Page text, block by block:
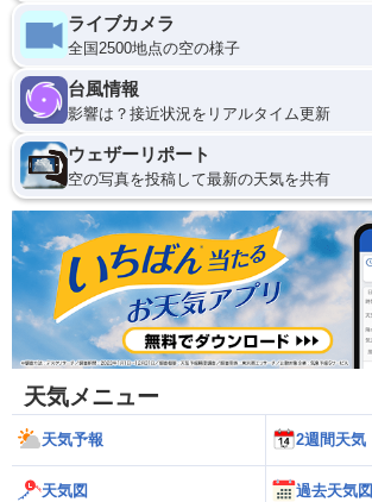
ライブカメラ
全国2500地点の空の様子
台風情報
影響は？接近状況をリアルタイム更新
ウェザーリポート
空の写真を投稿して最新の天気を共有
天気メニュー
天気予報 2週間天気
天気図 過去天気図